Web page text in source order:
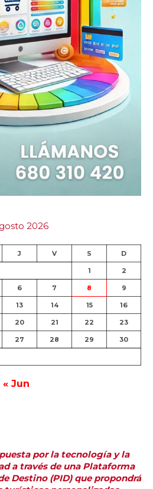
2026
J V S D
1 2
6 7 8 9
13 14 15 16
20 21 22 23
27 28 29 30
« Jun
por la tecnología y la
a través de una Plataforma
Destino (PID) que propondrá